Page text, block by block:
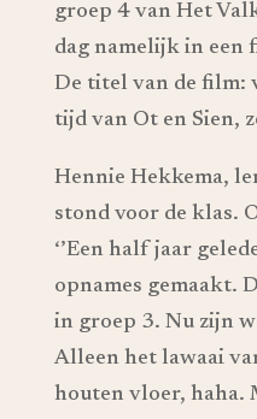
groep 4 van Het
dag namelijk in een
De titel van de film:
tijd van Ot en Sien,
Hennie Hekkema,
stond voor de klas.
‘’Een half jaar
opnames gemaakt.
in groep 3. Nu zijn
Alleen het lawaai
houten vloer, haha.